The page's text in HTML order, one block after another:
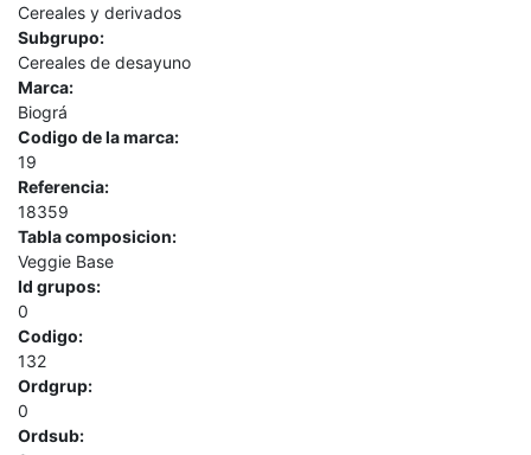
Cereales y derivados
Subgrupo:
Cereales de desayuno
Marca:
Biográ
Codigo de la marca:
19
Referencia:
18359
Tabla composicion:
Veggie Base
Id grupos:
0
Codigo:
132
Ordgrup:
0
Ordsub: